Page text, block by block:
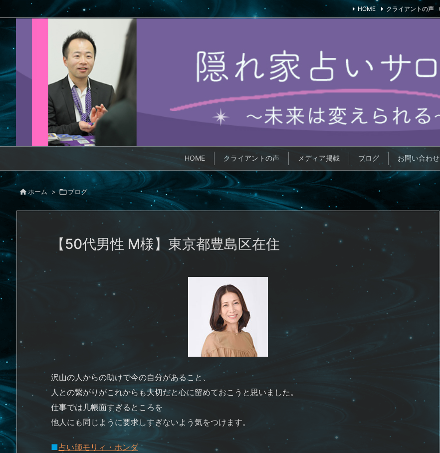
HOME クライアントの声 メディア掲載 ブログ お問い合わせ
HOME クライアントの声
ホーム > ブログ
【50代男性 M様】東京都豊島区在住
沢山の人からの助けで今の自分があること、
人との繋がりがこれからも大切だと心に留めておこうと思いました。
仕事では几帳面すぎるところを
他人にも同じように要求しすぎないよう気をつけます。
■占い師モリィ・ホンダ